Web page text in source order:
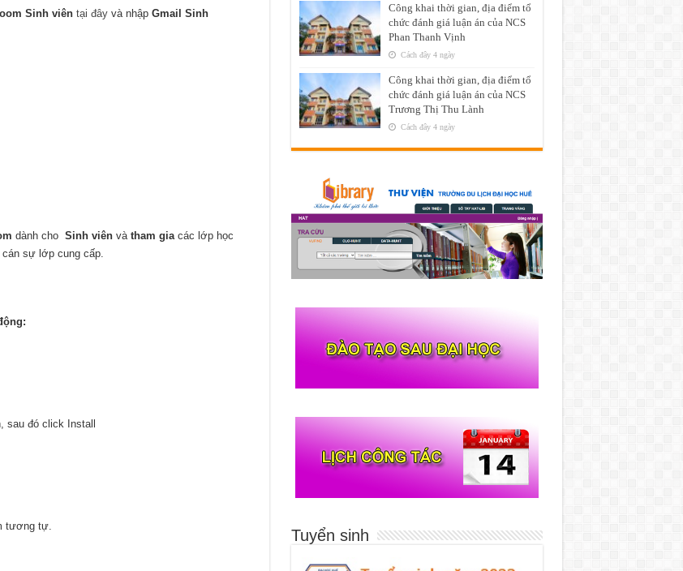
Sinh viên tại đâyvà nhập Gmail Sinh
dành cho Sinh viênvà tham giacác lớp học
sự lớp cung cấp.
sau đó click Install
tương tự.
Công khai thời gian, địa điểm tổ
chức đánh giá luận án của NCS
Phan Thanh Vịnh
Cách đây 4 ngày
Công khai thời gian, địa điểm tổ
chức đánh giá luận án của NCS
Trương Thị Thu Lành
Cách đây 4 ngày
Tuyển sinh